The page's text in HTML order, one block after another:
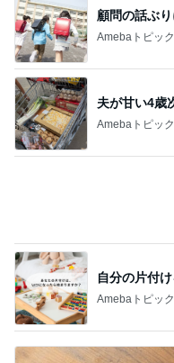
顧問の話ぶ
Amebaトピッ
夫が甘い4歳
Amebaトピッ
自分の片付
Amebaトピッ